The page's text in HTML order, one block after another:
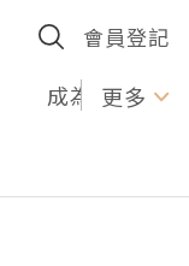
會員登記
成為U更多